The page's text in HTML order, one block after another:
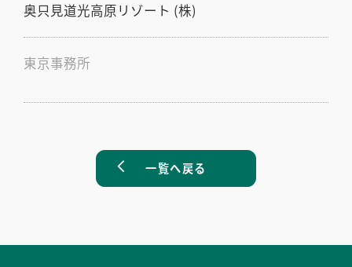
奥只見道光高原リゾート (株)
東京事務所
一覧へ戻る